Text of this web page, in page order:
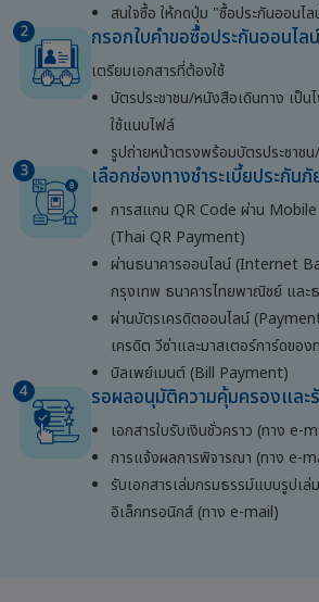
สนใจซื้อ ให้กดปุ่ม "ซื้อประกันออนไ
กรอกใบคำขอซื้อประกันออนไลน์
เตรียมเอกสารที่ต้องใช้
บัตรประชาชน/หนังสือเดินทาง เป็
ใช้แนบไฟล์
รูปถ่ายหน้าตรงพร้อมบัตรประชาช
เลือกช่องทางชำระเบี้ยประกันภั
การสแกน QR Code ผ่าน
(Thai QR Payment)
ผ่านธนาคารออนไลน์ (Internet
กรุงเทพ ธนาคารไทยพาณิชย์ และ
ผ่านบัตรเครดิตออนไลน์
เครดิต วีซ่าและมาสเตอร์การ์ดของ
บิลเพย์เมนต์ (Bill Payment)
รอผลอนุมัติความคุ้มครองและ
เอกสารใบรับเงินชั่วคราว (ทาง e-
การแจ้งผลการพิจารณา (ทาง e-
รับเอกสารเล่มกรมธรรม์แบบรูปเ
อิเล็กทรอนิกส์ (ทาง e-mail)